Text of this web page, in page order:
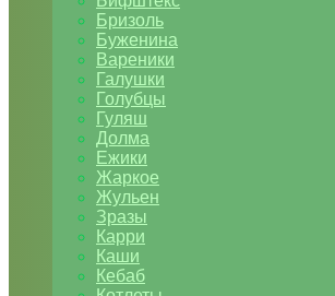
Бризоль
Буженина
Вареники
Галушки
Голубцы
Гуляш
Долма
Ежики
Жаркое
Жульен
Зразы
Карри
Каши
Кебаб